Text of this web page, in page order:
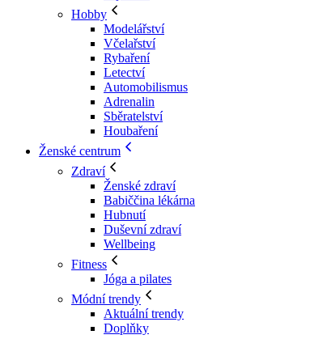
Hobby
Modelářství
Včelařství
Rybaření
Letectví
Automobilismus
Adrenalin
Sběratelství
Houbaření
Ženské centrum
Zdraví
Ženské zdraví
Babiččina lékárna
Hubnutí
Duševní zdraví
Wellbeing
Fitness
Jóga a pilates
Módní trendy
Aktuální trendy
Doplňky